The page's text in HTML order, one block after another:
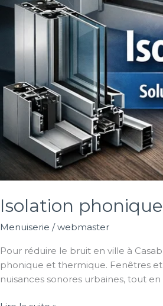
Isolation
Menuiserie /webmaster
Pour réduire le bruit en ville à
phonique et thermique. Fenêtres
nuisances sonores urbaines, tout